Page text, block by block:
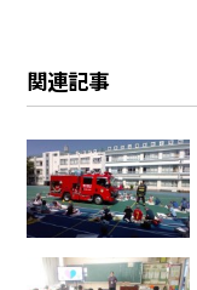
関連記事